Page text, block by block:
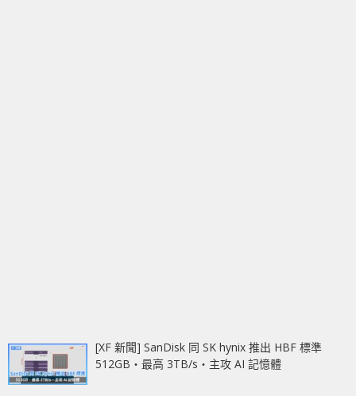
[XF 新聞] SanDisk 同 SK hynix 推出 HBF 標準
512GB‧最高 3TB/s‧主攻 AI 記憶體